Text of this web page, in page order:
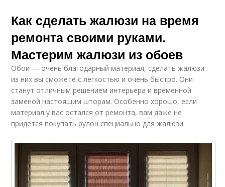
Как сделать жалюзи на время
ремонта своими руками.
Мастерим жалюзи из обоев
Обои — очень благодарный материал, сделать жалюзи
из них вы сможете с легкостью и очень быстро. Они
станут отличным решением интерьера и временной
заменой настоящим шторам. Особенно хорошо, если
материал у вас остался от ремонта, вам даже не
придется покупать рулон специально для жалюзи.